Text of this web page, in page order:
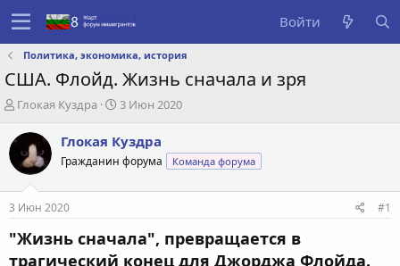
Войти
Политика, экономика, история
США. Флойд. Жизнь сначала и зря
А
т
о
р
е
м
ы
Глокая Куздра
Д
т
а
с
а
н
3 Июн 2020
Глокая Куздра
Гражданин форума Команда форума
3 Июн 2020 #1
"Жизнь сначала", превращается в
трагический конец для Джорджа Флойда.